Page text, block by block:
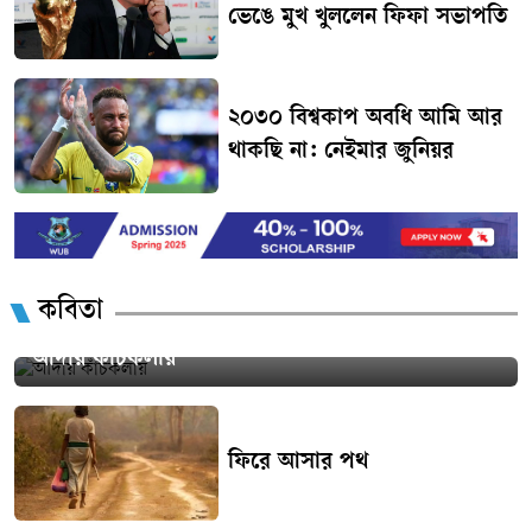
ভেঙে মুখ খুললেন ফিফা সভাপতি
২০৩০ বিশ্বকাপ অবধি আমি আর
থাকছি না: নেইমার জুনিয়র
কবিতা
আদায় কাঁচকলায়
ফিরে আসার পথ